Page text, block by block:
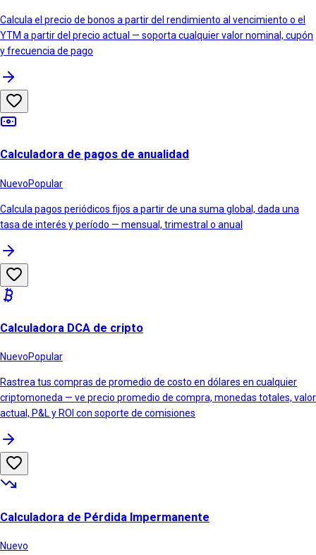
Calcula el precio de bonos a partir del rendimiento al vencimiento o el
YTM a partir del precio actual — soporta cualquier valor nominal, cupón
y frecuencia de pago
Calculadora de pagos de anualidad
NuevoPopular
Calcula pagos periódicos fijos a partir de una suma global, dada una
tasa de interés y período — mensual, trimestral o anual
Calculadora DCA de cripto
NuevoPopular
Rastrea tus compras de promedio de costo en dólares en cualquier
criptomoneda — ve precio promedio de compra, monedas totales, valor
actual, P&L y ROI con soporte de comisiones
Calculadora de Pérdida Impermanente
Nuevo